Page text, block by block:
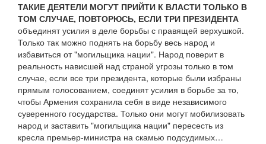
ТАКИЕ ДЕЯТЕЛИ МОГУТ ПРИЙТИ К ВЛАСТИ ТОЛЬКО В
ТОМ СЛУЧАЕ, ПОВТОРЮСЬ, ЕСЛИ ТРИ ПРЕЗИДЕНТА
объединят усилия в деле борьбы с правящей верхушкой.
Только так можно поднять на борьбу весь народ и
избавиться от "могильщика нации". Народ поверит в
реальность нависшей над страной угрозы только в том
случае, если все три президента, которые были избраны
прямым голосованием, соединят усилия в борьбе за то,
чтобы Армения сохранила себя в виде независимого
суверенного государства. Только они могут мобилизовать
народ и заставить "могильщика нации" пересесть из
кресла премьер-министра на скамью подсудимых…